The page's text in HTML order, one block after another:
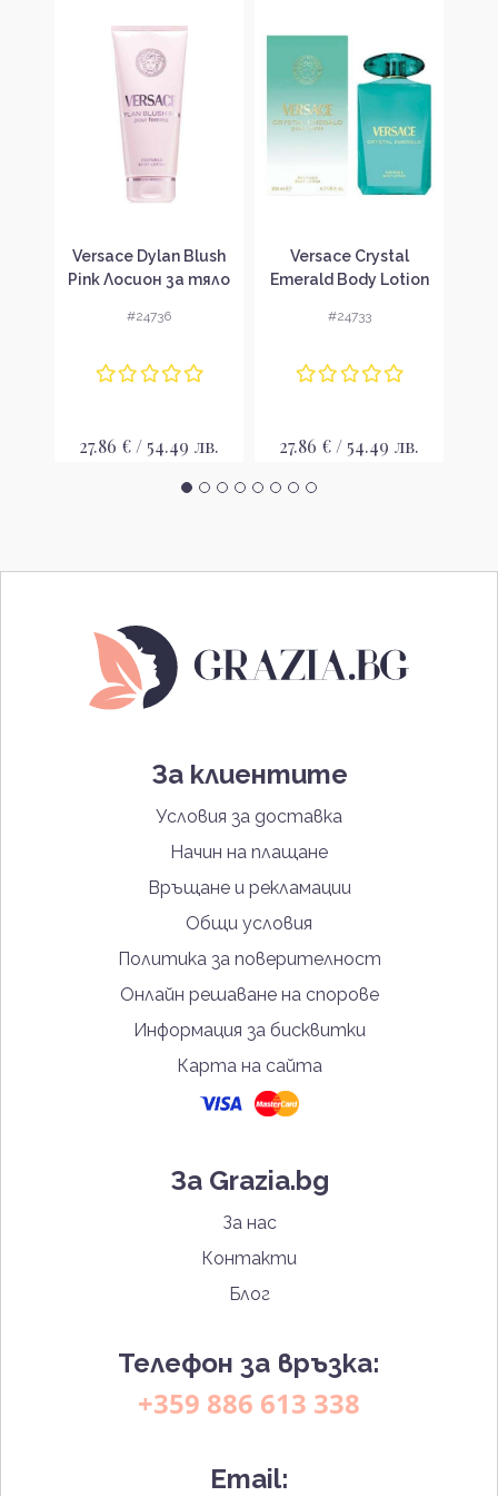
Versace Dylan Blush
Pink Лосион за тяло
#24736
27.86 € / 54.49 лв.
Versace Crystal
Emerald Body Lotion
жени
#24733
27.86 € / 54.49 лв.
За клиентите
Условия за доставка
Начин на плащане
Връщане и рекламации
Общи условия
Политика за поверителност
Онлайн решаване на спорове
Информация за бисквитки
Карта на сайта
За Grazia.bg
За нас
Контакти
Блог
Телефон за връзка:
+359 886 613 338
Email: